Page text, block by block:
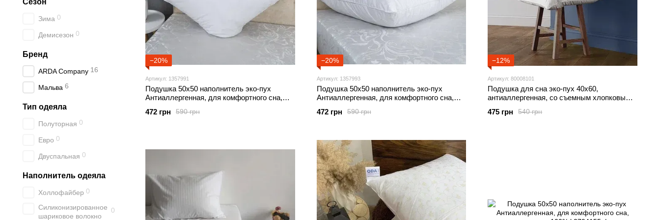
−20%
Артикул: 1357991
Подушка 50х50 наполнитель эко-пух
Антиаллергенная, для комфортного сна,
590 грн
472 грн
−20%
Артикул: 1357993
Подушка 50х50 наполнитель эко-пух
Антиаллергенная, для комфортного сна,
590 грн
472 грн
−12%
Артикул: 80008101
Подушка для сна эко-пух 40х60,
антиаллергенная, со съемным хлопковым
540 грн
475 грн
Сезон
Зима 0
Демисезон 0
Бренд
ARDA Company 16
Мальва 6
Тип одеяла
Полуторная 0
Евро 0
Двуспальная 0
Наполнитель одеяла
Холлофайбер 0
Силиконизированное
шариковое волокно
0